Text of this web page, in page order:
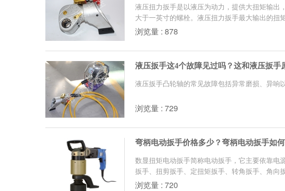
液压扭力扳手是以液压为动力，提供大扭矩输出
大于一英寸的螺栓。液压扭力扳手最大输出的
浏览量 : 878
液压扳手这4个故障见过吗？这和液压扳手
液压扳手凸轮轴的常见故障包括异常磨损、异响
浏览量 : 729
弯柄电动扳手价格多少？弯柄电动扳手如
数显扭矩电动扳手简称电动扳手，它主要依靠
扳手、扭剪扳手、定扭矩扳手、转角扳手、角
浏览量 : 720